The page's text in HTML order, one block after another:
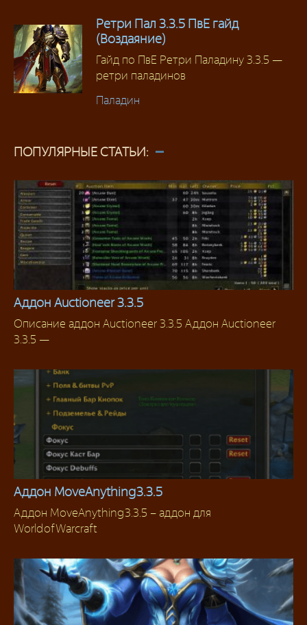
Ретри Пал 3.3.5 ПвЕ гайд
(Воздаяние)
Гайд по ПвЕ Ретри Паладину 3.3.5 —
ретри паладинов
Паладин
ПОПУЛЯРНЫЕ СТАТЬИ:
Аддоны для аукциона
Аддон Auctioneer 3.3.5
Описание аддон Auctioneer 3.3.5 Аддон Auctioneer
3.3.5 —
Аддоны 3.3.5
Аддон MoveAnything 3.3.5
Аддон MoveAnything 3.3.5 – аддон для
World of Warcraft